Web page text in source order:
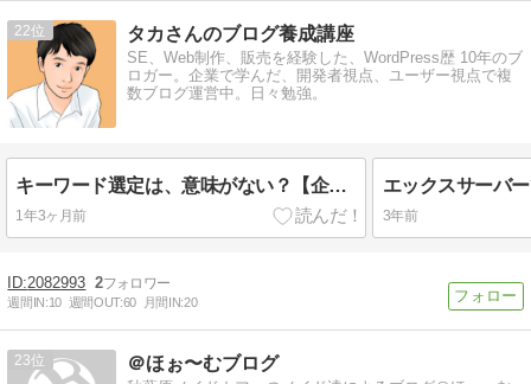
22 タカさんのブログ養成講座
SE、Web制作、販売を経験した、WordPress歴 10年のブ
ロガー。企業で学んだ、開発者視点、ユーザー視点で複
数ブログ運営中。日々勉強。
キーワード選定は、意味がない？【企業、SNS から学ぶターゲティング戦略】
1年3ヶ月前 3年前
2082993 2
週間IN:10 週間OUT:60 月間IN:20
23 ＠ほぉ〜むブログ